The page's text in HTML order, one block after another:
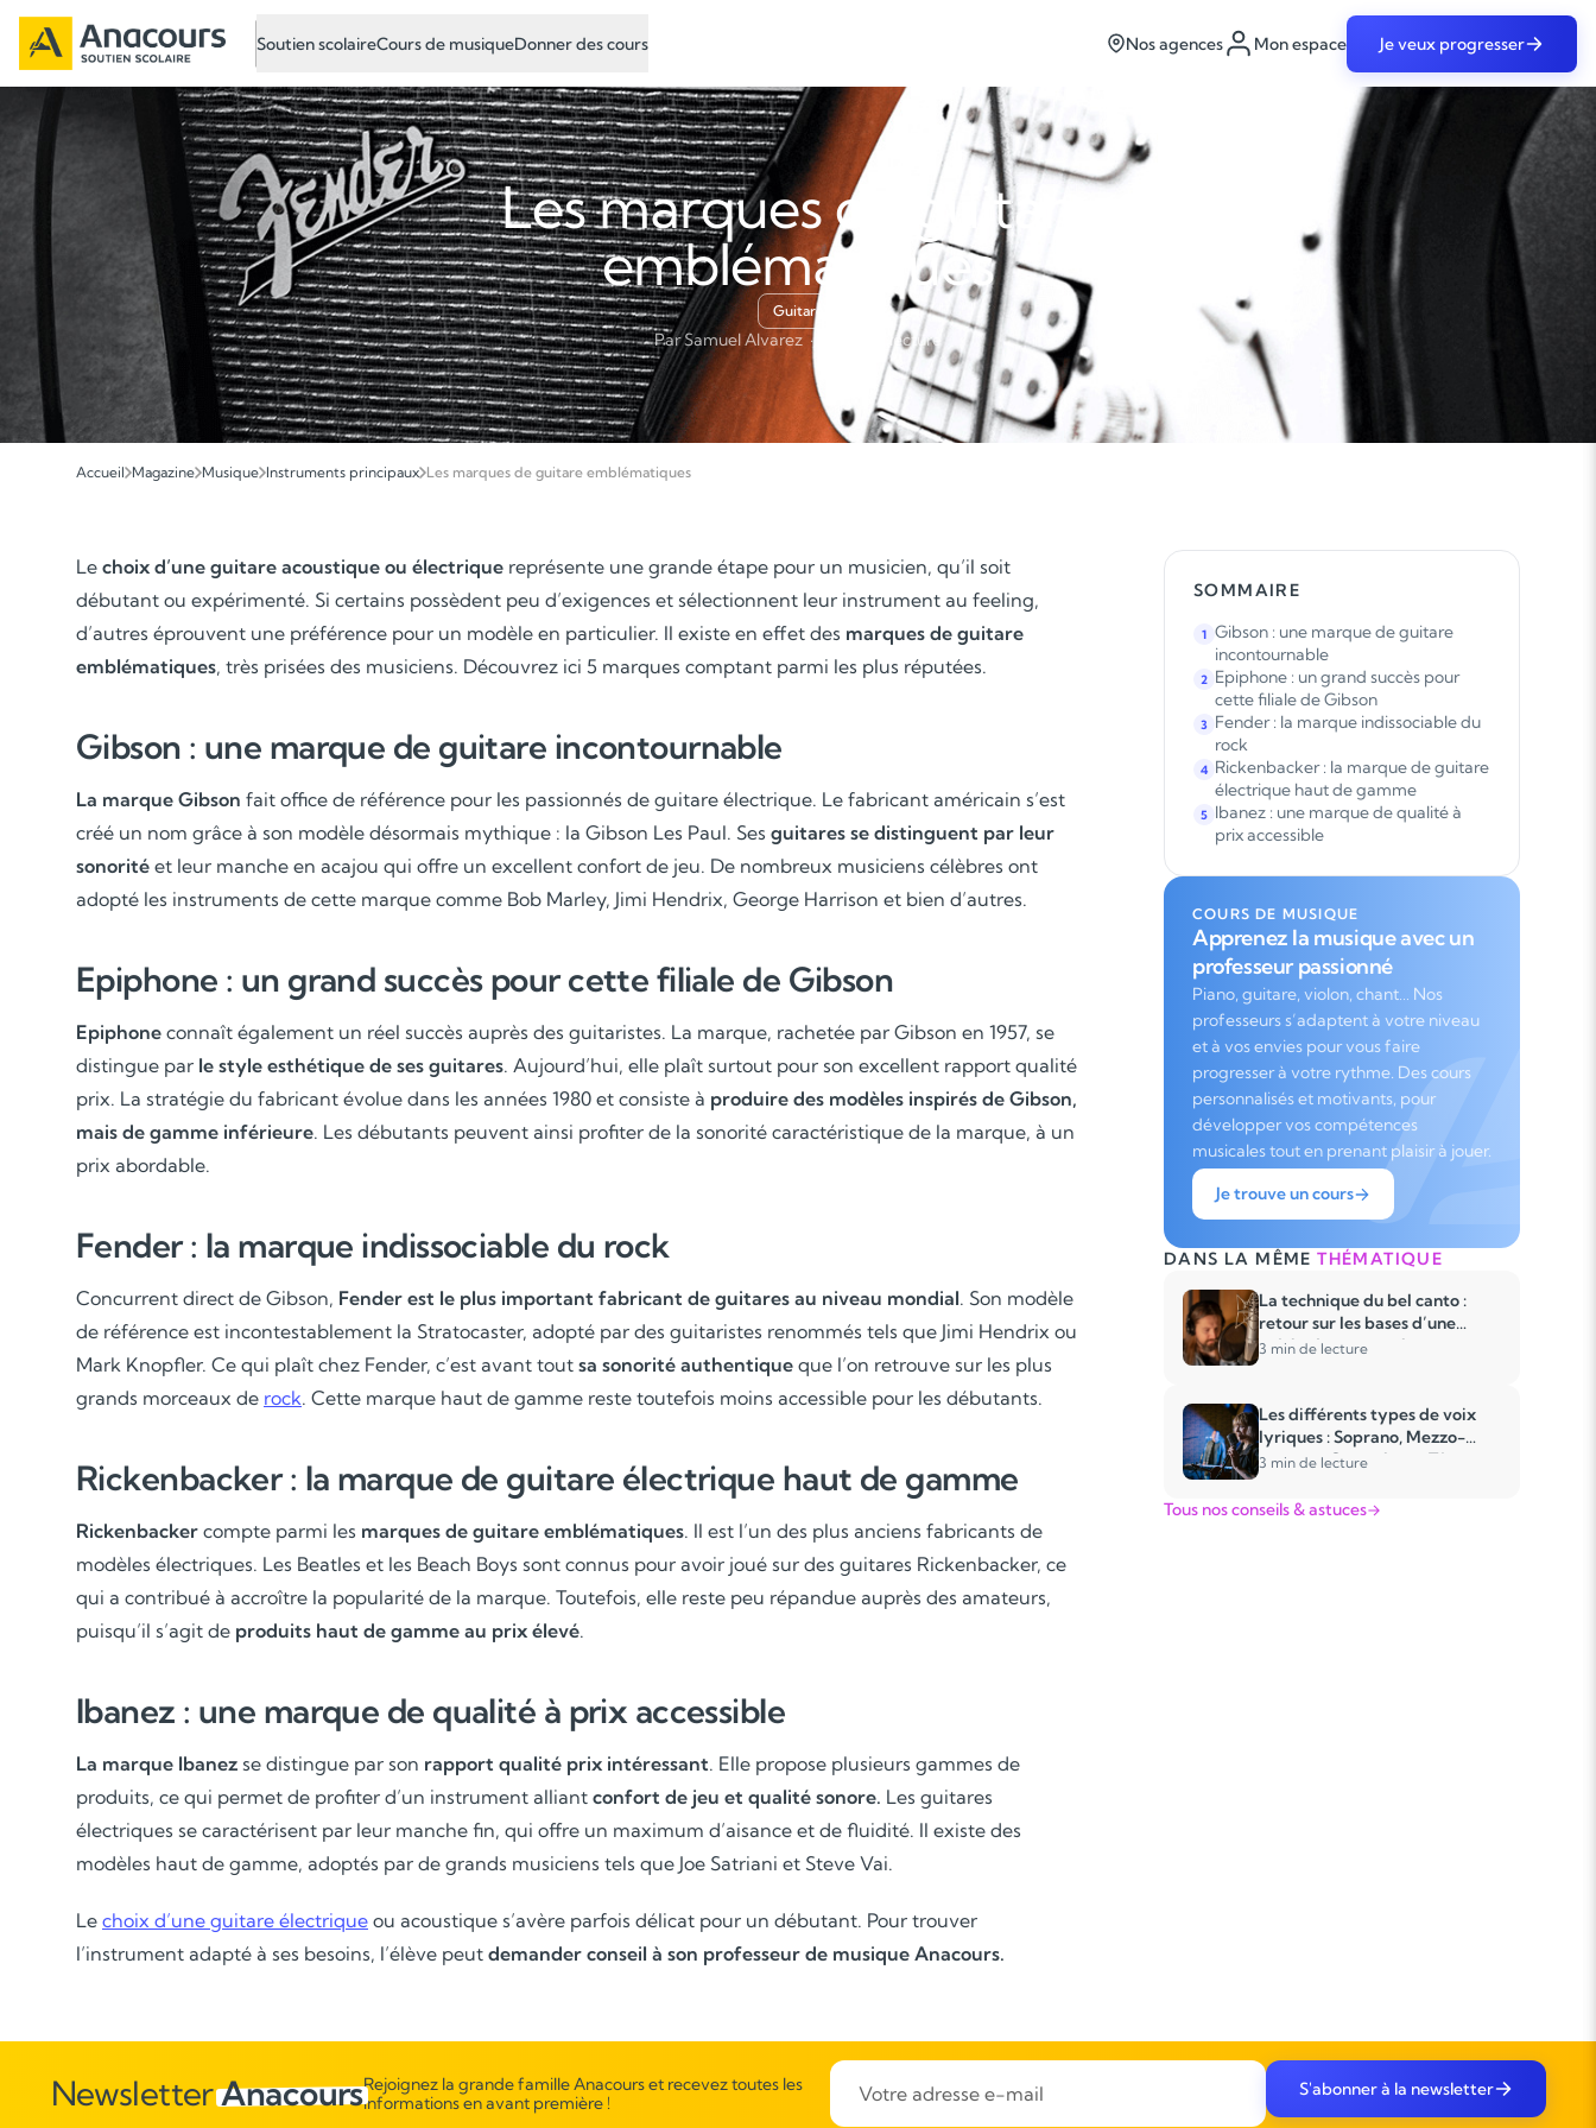
Soutien scolaireCours de musiqueDonner des cours Nos agences Mon espace Je veux progresser
Les marques de guitare
emblématiques
Guitare
Par Samuel Alvarez · 3 min de lecture
Accueil Magazine Musique Instruments principaux Les marques de guitare emblématiques
Le choix d’une guitare acoustique ou électrique représente une grande étape pour un musicien, qu’il soit
débutant ou expérimenté. Si certains possèdent peu d’exigences et sélectionnent leur instrument au feeling,
d’autres éprouvent une préférence pour un modèle en particulier. Il existe en effet des marques de guitare
emblématiques, très prisées des musiciens. Découvrez ici 5 marques comptant parmi les plus réputées.
Gibson : une marque de guitare incontournable
La marque Gibson fait office de référence pour les passionnés de guitare électrique. Le fabricant américain s’est
créé un nom grâce à son modèle désormais mythique : la Gibson Les Paul. Ses guitares se distinguent par leur
sonorité et leur manche en acajou qui offre un excellent confort de jeu. De nombreux musiciens célèbres ont
adopté les instruments de cette marque comme Bob Marley, Jimi Hendrix, George Harrison et bien d’autres.
Epiphone : un grand succès pour cette filiale de Gibson
Epiphone connaît également un réel succès auprès des guitaristes. La marque, rachetée par Gibson en 1957, se
distingue par le style esthétique de ses guitares. Aujourd’hui, elle plaît surtout pour son excellent rapport qualité
prix. La stratégie du fabricant évolue dans les années 1980 et consiste à produire des modèles inspirés de Gibson,
mais de gamme inférieure. Les débutants peuvent ainsi profiter de la sonorité caractéristique de la marque, à un
prix abordable.
Fender : la marque indissociable du rock
Concurrent direct de Gibson, Fender est le plus important fabricant de guitares au niveau mondial. Son modèle
de référence est incontestablement la Stratocaster, adopté par des guitaristes renommés tels que Jimi Hendrix ou
Mark Knopfler. Ce qui plaît chez Fender, c’est avant tout sa sonorité authentique que l’on retrouve sur les plus
grands morceaux de rock. Cette marque haut de gamme reste toutefois moins accessible pour les débutants.
Rickenbacker : la marque de guitare électrique haut de gamme
Rickenbacker compte parmi les marques de guitare emblématiques. Il est l’un des plus anciens fabricants de
modèles électriques. Les Beatles et les Beach Boys sont connus pour avoir joué sur des guitares Rickenbacker, ce
qui a contribué à accroître la popularité de la marque. Toutefois, elle reste peu répandue auprès des amateurs,
puisqu’il s’agit de produits haut de gamme au prix élevé.
Ibanez : une marque de qualité à prix accessible
La marque Ibanez se distingue par son rapport qualité prix intéressant. Elle propose plusieurs gammes de
produits, ce qui permet de profiter d’un instrument alliant confort de jeu et qualité sonore. Les guitares
électriques se caractérisent par leur manche fin, qui offre un maximum d’aisance et de fluidité. Il existe des
modèles haut de gamme, adoptés par de grands musiciens tels que Joe Satriani et Steve Vai.
Le choix d’une guitare électrique ou acoustique s’avère parfois délicat pour un débutant. Pour trouver
l’instrument adapté à ses besoins, l’élève peut demander conseil à son professeur de musique Anacours.
SOMMAIRE
1 Gibson : une marque de guitare
incontournable
2 Epiphone : un grand succès pour
cette filiale de Gibson
3 Fender : la marque indissociable du
rock
4 Rickenbacker : la marque de guitare
électrique haut de gamme
5 Ibanez : une marque de qualité à
prix accessible
COURS DE MUSIQUE
Apprenez la musique avec un
professeur passionné
Piano, guitare, violon, chant… Nos
professeurs s’adaptent à votre niveau
et à vos envies pour vous faire
progresser à votre rythme. Des cours
personnalisés et motivants, pour
développer vos compétences
musicales tout en prenant plaisir à jouer.
Je trouve un cours
DANS LA MÊMETHÉMATIQUE
La technique du bel canto :
retour sur les bases d’une
méthode ancestrale
3 min de lecture
Les différents types de voix
lyriques : Soprano, Mezzo-
soprano, Contralto et Ténor
3 min de lecture
Tous nos conseils & astuces
NewsletterAnacoursRejoignez la grande famille Anacours et recevez toutes les
informations en avant première !
S'abonner à la newsletter
Soutien scolaire
Cours de musique
Les deux